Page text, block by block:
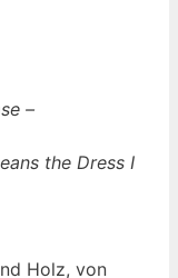
–
the Dress I
Holz, von